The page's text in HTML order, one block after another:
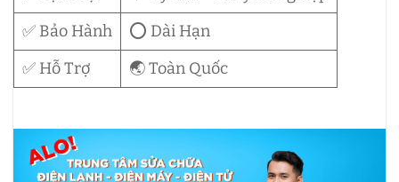
✅ Bảo Hành
⭕ Dài Hạn
✅ Hỗ Trợ
🌏 Toàn Quốc